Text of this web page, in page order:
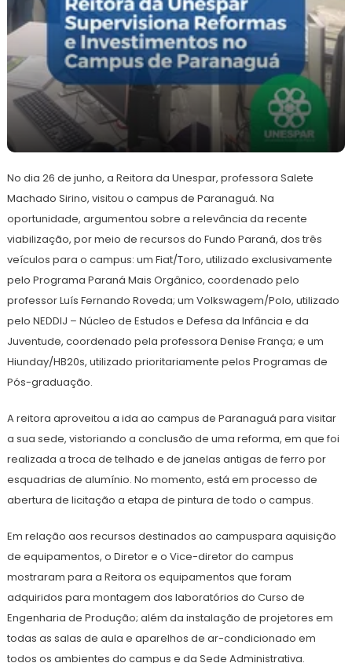
julho
de
No dia 26 de junho, a Reitora da Unespar, professora Salete
Machado Sirino, visitou o campus de Paranaguá. Na
oportunidade, argumentou sobre a relevância da recente
viabilização, por meio de recursos do Fundo Paraná, dos três
veículos para o campus: um Fiat/Toro, utilizado exclusivamente
pelo Programa Paraná Mais Orgânico, coordenado pelo
professor Luís Fernando Roveda; um Volkswagem/Polo, utilizado
pelo NEDDIJ – Núcleo de Estudos e Defesa da Infância e da
Juventude, coordenado pela professora Denise França; e um
Hiunday/HB20s, utilizado prioritariamente pelos Programas de
Pós-graduação.
A reitora aproveitou a ida ao campus de Paranaguá para visitar
a sua sede, vistoriando a conclusão de uma reforma, em que foi
realizada a troca de telhado e de janelas antigas de ferro por
esquadrias de alumínio. No momento, está em processo de
abertura de licitação a etapa de pintura de todo o campus.
Em relação aos recursos destinados ao campuspara aquisição
de equipamentos, o Diretor e o Vice-diretor do campus
mostraram para a Reitora os equipamentos que foram
adquiridos para montagem dos laboratórios do Curso de
Engenharia de Produção; além da instalação de projetores em
todas as salas de aula e aparelhos de ar-condicionado em
todos os ambientes do campus e da Sede Administrativa.